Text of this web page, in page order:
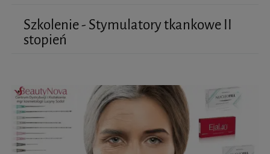
Szkolenie - Stymulatory tkankowe II
stopień